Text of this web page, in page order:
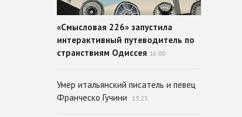
«Смысловая 226» запустила
интерактивный путеводитель по
странствиям Одиссея 16:00
Умер итальянский писатель и певец
Франческо Гучини
15:23